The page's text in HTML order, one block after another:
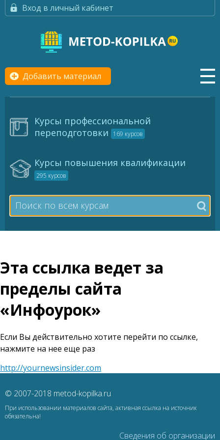
Вход в личный кабинет
Добавить материал
Курсы профессиональной
переподготовки
169 курсов
Курсы повышения квалификации
295 курсов
Эта ссылка ведет за
пределы сайта
«Инфоурок»
Если Вы действительно хотите перейти по ссылке,
нажмите на нее еще раз
http://yournewsinsider.com
© 2007-2018 metod-kopilka.ru
При использовании материалов сайта, активная ссылка на источник
обязательна!
Сведения об организации